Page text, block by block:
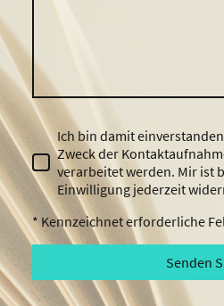
Ich bin damit
Zweck der
verarbeitet werden. Mir ist
Einwilligung jederzeit
* Kennzeichnet erforderliche
Senden